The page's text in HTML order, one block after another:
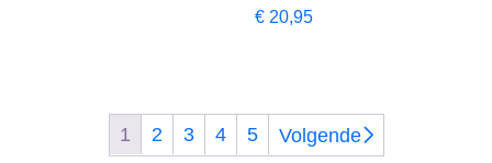
€ 20,95
1 2 3 4 5 Volgende